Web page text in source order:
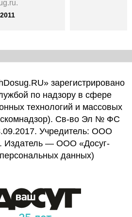
зарегистрировано
по надзору в сфере
технологий и массовых
Св-во Эл № ФС
Учредитель: ООО
Издатель — ООО «Досуг-
данных)